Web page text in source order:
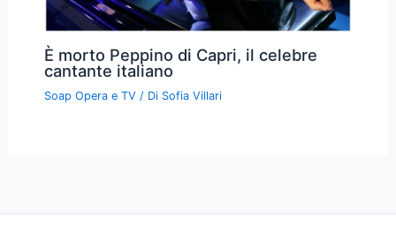
È morto Peppino di Capri, il celebre
cantante italiano
Soap Opera e TV / Di Sofia Villari